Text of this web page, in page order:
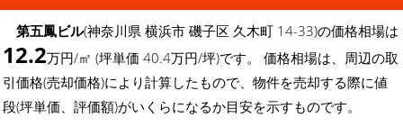
第五鳳ビル(神奈川県 横浜市 磯子区 久木町 14-33)の価格相場は
12.2万円/㎡ (坪単価 40.4万円/坪)です。 価格相場は、周辺の取
引価格(売却価格)により計算したもので、物件を売却する際に値
段(坪単価、評価額)がいくらになるか目安を示すものです。